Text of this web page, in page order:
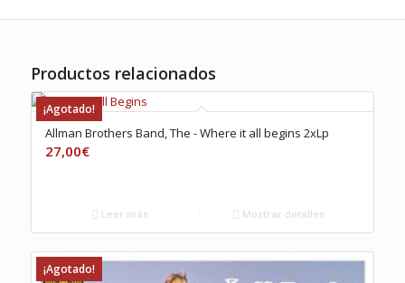
Productos relacionados
¡Agotado!
Allman Brothers Band, The ‎- Where it all begins 2xLp
27,00€
Leer más Mostrar detalles
¡Agotado!